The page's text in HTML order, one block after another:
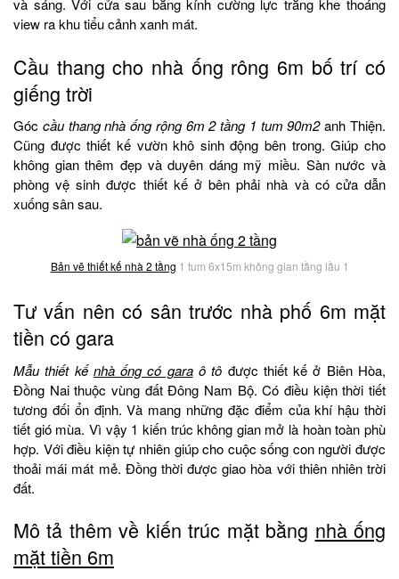
và sáng. Với cửa sau bằng kính cường lực trắng khe thoáng
view ra khu tiểu cảnh xanh mát.
Cầu thang cho nhà ống rông 6m bố trí có
giếng trời
Góc cầu thang nhà ống rộng 6m 2 tầng 1 tum 90m2anh Thiện.
Cũng được thiết kế vườn khô sinh động bên trong. Giúp cho
không gian thêm đẹp và duyên dáng mỹ miều. Sàn nước và
phòng vệ sinh được thiết kế ở bên phải nhà và có cửa dẫn
xuống sân sau.
Bản vẽ thiết kế nhà 2 tầng 1 tum 6x15m không gian tầng lầu 1
Tư vấn nên có sân trước nhà phố 6m mặt
tiền có gara
Mẫu thiết kế nhà ống có garaô tô được thiết kế ở Biên Hòa,
Đồng Nai thuộc vùng đất Đông Nam Bộ. Có điều kiện thời tiết
tương đối ổn định. Và mang những đặc điểm của khí hậu thời
tiết gió mùa. Vì vậy 1 kiến trúc không gian mở là hoàn toàn phù
hợp. Với điều kiện tự nhiên giúp cho cuộc sống con người được
thoải mái mát mẻ. Đồng thời được giao hòa với thiên nhiên trời
đất.
Mô tả thêm về kiến trúc mặt bằng nhà ống
mặt tiền 6m